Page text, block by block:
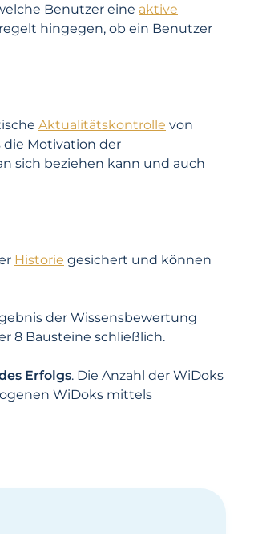
Benutzer eine aktive
regelt hingegen, ob ein Benutzer
Aktualitätskontrolle von
die Motivation der
sich beziehen kann und auch
Historie gesichert und können
der Wissensbewertung
8 Bausteine schließlich.
Erfolgs. Die Anzahl der WiDoks
WiDoks mittels